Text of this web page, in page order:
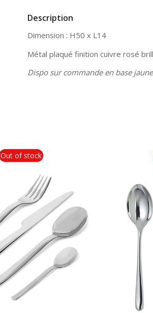
Description
Dimension : H50 x L14
Métal plaqué finition cuivre rosé
Dispo sur commande en base
Out of stock